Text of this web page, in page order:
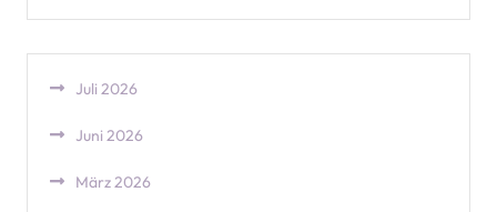
Juli 2026
Juni 2026
März 2026